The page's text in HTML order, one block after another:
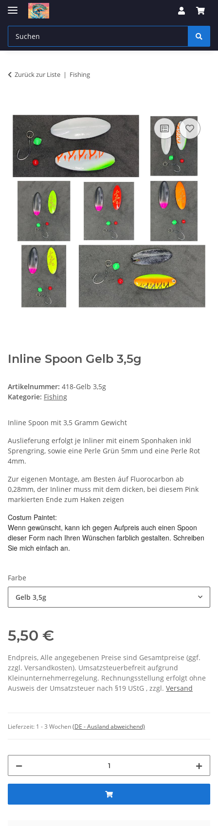
Zurück zur Liste Fishing
Inline Spoon Gelb 3,5g
Artikelnummer: 418-Gelb 3,5g
Kategorie: Fishing
Inline Spoon mit 3,5 Gramm Gewicht
Auslieferung erfolgt je Inliner mit einem Sponhaken inkl
Sprengring, sowie eine Perle Grün 5mm und eine Perle Rot
4mm.
Zur eigenen Montage, am Besten áuf Fluorocarbon ab
0,28mm, der Inliner muss mit dem dicken, bei diesem Pink
markierten Ende zum Haken zeigen
Costum Paintet:
Wenn gewünscht, kann ich gegen Aufpreis auch einen Spoon
dieser Form nach Ihren Wünschen farblich gestalten. Schreiben
Sie mich einfach an.
Farbe
Gelb 3,5g
5,50 €
Endpreis, Alle angegebenen Preise sind Gesamtpreise (ggf.
zzgl. Versandkosten). Umsatzsteuerbefreit aufgrund
Kleinunternehmerregelung. Rechnungsstellung erfolgt ohne
Ausweis der Umsatzsteuer nach §19 UStG , zzgl. Versand
Lieferzeit: 1 - 3 Wochen(DE - Ausland abweichend)